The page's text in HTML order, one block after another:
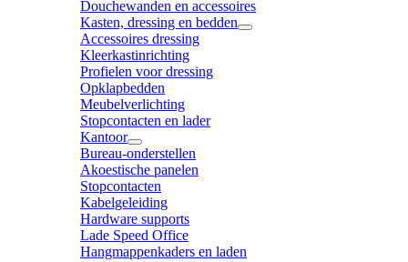
Douchewanden en accessoires
Kasten, dressing en bedden
Accessoires dressing
Kleerkastinrichting
Profielen voor dressing
Opklapbedden
Meubelverlichting
Stopcontacten en lader
Kantoor
Bureau-onderstellen
Akoestische panelen
Stopcontacten
Kabelgeleiding
Hardware supports
Lade Speed Office
Hangmappenkaders en laden